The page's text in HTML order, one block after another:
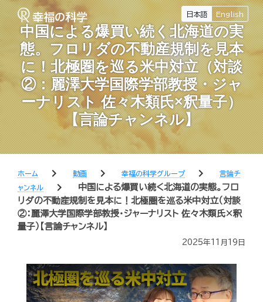
日本語 English
中国による爆買い続く北海道の実
態。フロリダの不動産規制を見本
に！北極圏を巡る米中対立（対談
②：麗澤大学国際学部教授・ジャ
ーナリスト 佐々木類氏×釈量子）
【言論チャンネル】
ホーム chevron_right 動画 chevron_right 幸福の科学グループ chevron_right
言論チ
ャンネル
chevron_right
中国による爆買い続く北海道の実態。フロ
リダの不動産規制を見本に！北極圏を巡る米中対立（対談
②：麗澤大学国際学部教授・ジャーナリスト 佐々木類氏×釈
量子）【言論チャンネル】
2025年11月19日